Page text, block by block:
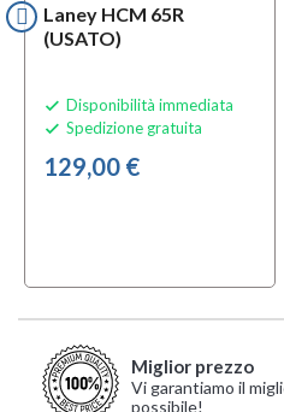
Laney HCM 65R
(USATO)
 Disponibilità immediata
 Spedizione gratuita
129,00 €
Miglior prezzo
Vi garantiamo il
possibile!